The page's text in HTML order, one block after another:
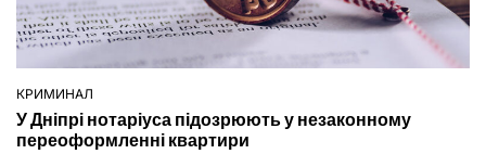
ОПУБЛІКУВАТИ
У
КРИМИНАЛ
У Дніпрі нотаріуса підозрюють у незаконному
переоформленні квартири